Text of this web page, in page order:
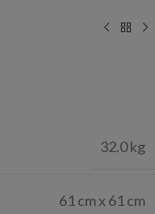
32.0 kg
61 cm x 61 cm